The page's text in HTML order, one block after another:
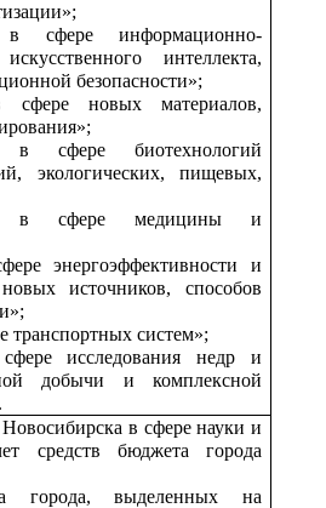
сфере информационно-
интеллекта,
безопасности»;
новых материалов,
сфере биотехнологий
экологических, пищевых,
в сфере медицины и
энергоэффективности и
источников, способов
транспортных систем»;
исследования недр и
добычи и комплексной
в сфере науки и
средств бюджета города
города, выделенных на